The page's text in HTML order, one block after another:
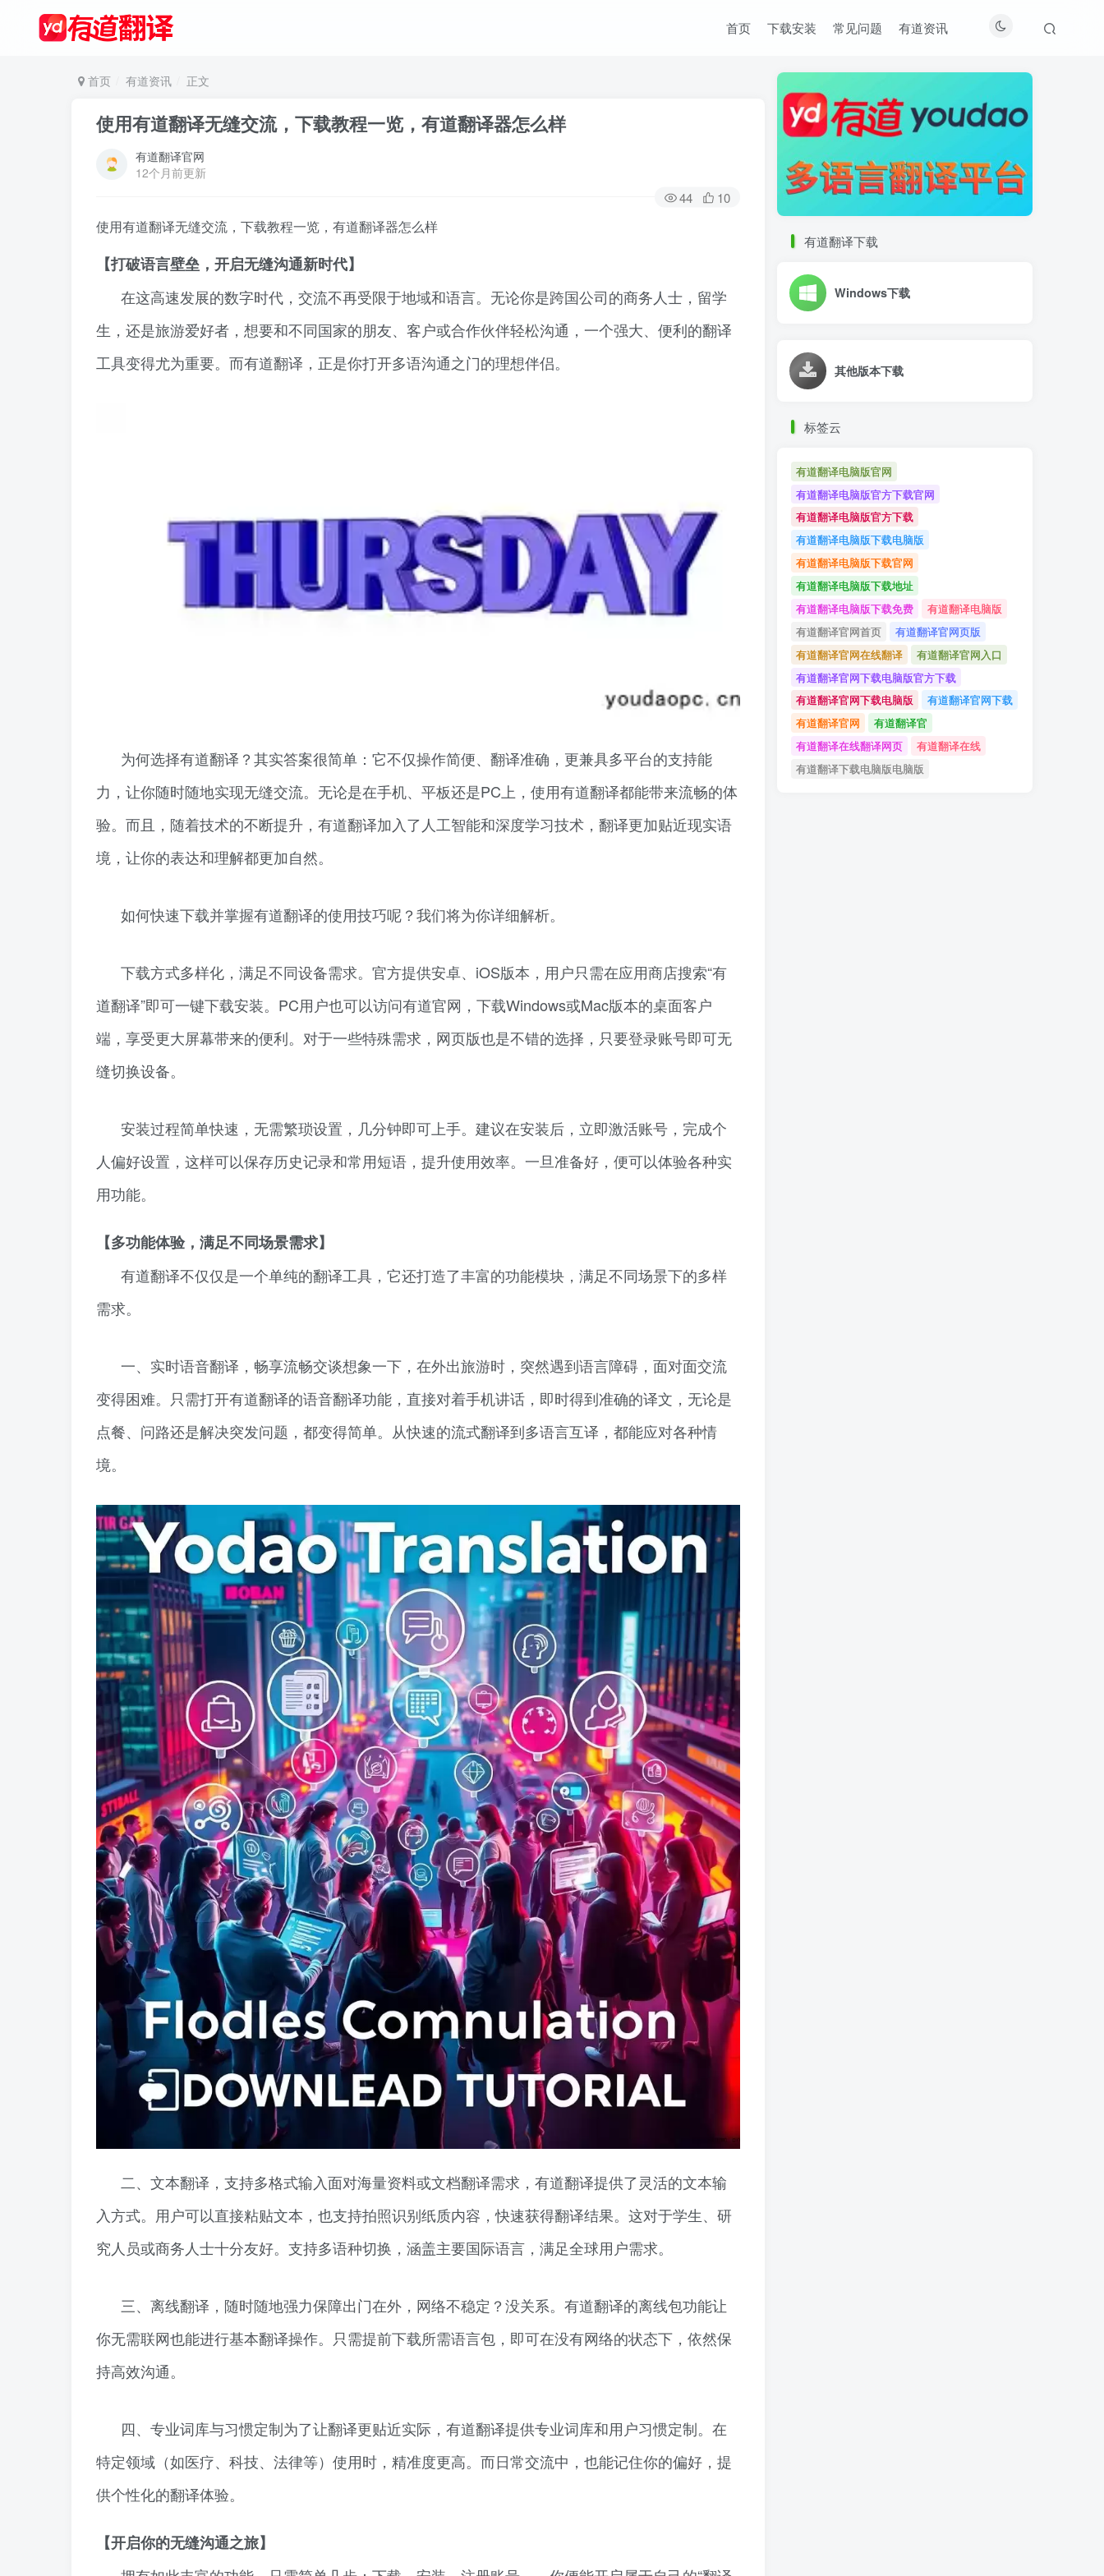
首页 下载安装 常见问题 有道资讯
首页 有道资讯 正文
使用有道翻译无缝交流，下载教程一览，有道翻译器怎么样
有道翻译官网
12个月前更新
44 10
使用有道翻译无缝交流，下载教程一览，有道翻译器怎么样
【打破语言壁垒，开启无缝沟通新时代】
在这高速发展的数字时代，交流不再受限于地域和语言。无论你是跨国公司的商务人士，留学
生，还是旅游爱好者，想要和不同国家的朋友、客户或合作伙伴轻松沟通，一个强大、便利的翻译
工具变得尤为重要。而有道翻译，正是你打开多语沟通之门的理想伴侣。
为何选择有道翻译？其实答案很简单：它不仅操作简便、翻译准确，更兼具多平台的支持能
力，让你随时随地实现无缝交流。无论是在手机、平板还是PC上，使用有道翻译都能带来流畅的体
验。而且，随着技术的不断提升，有道翻译加入了人工智能和深度学习技术，翻译更加贴近现实语
境，让你的表达和理解都更加自然。
如何快速下载并掌握有道翻译的使用技巧呢？我们将为你详细解析。
下载方式多样化，满足不同设备需求。官方提供安卓、iOS版本，用户只需在应用商店搜索“有
道翻译”即可一键下载安装。PC用户也可以访问有道官网，下载Windows或Mac版本的桌面客户
端，享受更大屏幕带来的便利。对于一些特殊需求，网页版也是不错的选择，只要登录账号即可无
缝切换设备。
安装过程简单快速，无需繁琐设置，几分钟即可上手。建议在安装后，立即激活账号，完成个
人偏好设置，这样可以保存历史记录和常用短语，提升使用效率。一旦准备好，便可以体验各种实
用功能。
【多功能体验，满足不同场景需求】
有道翻译不仅仅是一个单纯的翻译工具，它还打造了丰富的功能模块，满足不同场景下的多样
需求。
一、实时语音翻译，畅享流畅交谈想象一下，在外出旅游时，突然遇到语言障碍，面对面交流
变得困难。只需打开有道翻译的语音翻译功能，直接对着手机讲话，即时得到准确的译文，无论是
点餐、问路还是解决突发问题，都变得简单。从快速的流式翻译到多语言互译，都能应对各种情
境。
二、文本翻译，支持多格式输入面对海量资料或文档翻译需求，有道翻译提供了灵活的文本输
入方式。用户可以直接粘贴文本，也支持拍照识别纸质内容，快速获得翻译结果。这对于学生、研
究人员或商务人士十分友好。支持多语种切换，涵盖主要国际语言，满足全球用户需求。
三、离线翻译，随时随地强力保障出门在外，网络不稳定？没关系。有道翻译的离线包功能让
你无需联网也能进行基本翻译操作。只需提前下载所需语言包，即可在没有网络的状态下，依然保
持高效沟通。
四、专业词库与习惯定制为了让翻译更贴近实际，有道翻译提供专业词库和用户习惯定制。在
特定领域（如医疗、科技、法律等）使用时，精准度更高。而日常交流中，也能记住你的偏好，提
供个性化的翻译体验。
【开启你的无缝沟通之旅】
有道翻译下载
Windows下载
其他版本下载
标签云
有道翻译电脑版官网
有道翻译电脑版官方下载官网
有道翻译电脑版官方下载
有道翻译电脑版下载电脑版
有道翻译电脑版下载官网
有道翻译电脑版下载地址
有道翻译电脑版下载免费
有道翻译电脑版
有道翻译官网首页
有道翻译官网页版
有道翻译官网在线翻译
有道翻译官网入口
有道翻译官网下载电脑版官方下载
有道翻译官网下载电脑版
有道翻译官网下载
有道翻译官网
有道翻译官
有道翻译在线翻译网页
有道翻译在线
有道翻译下载电脑版电脑版